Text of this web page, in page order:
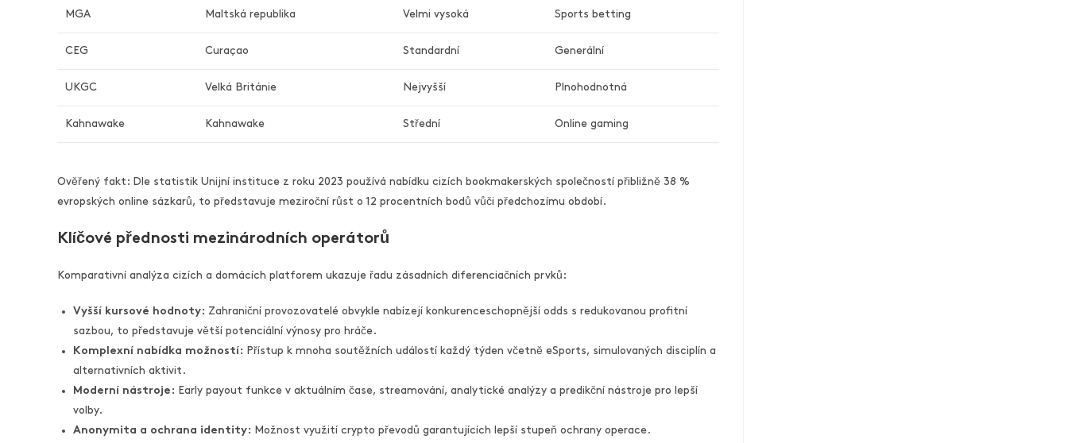
MGA Maltská republika Velmi vysoká Sports betting
CEG Curaçao Standardní Generální
UKGC Velká Británie Nejvyšší Plnohodnotná
Kahnawake Kahnawake Střední Online gaming
Ověřený fakt: Dle statistik Unijní instituce z roku 2023 používá nabídku cizích bookmakerských společností přibližně 38 %
evropských online sázkarů, to představuje meziroční růst o 12 procentních bodů vůči předchozímu období.
Klíčové přednosti mezinárodních operátorů
Komparativní analýza cizích a domácích platforem ukazuje řadu zásadních diferenciačních prvků:
Vyšší kursové hodnoty: Zahraniční provozovatelé obvykle nabízejí konkurenceschopnější odds s redukovanou profitní
sazbou, to představuje větší potenciální výnosy pro hráče.
Komplexní nabídka možností: Přístup k mnoha soutěžních událostí každý týden včetně eSports, simulovaných disciplín a
alternativních aktivit.
Moderní nástroje: Early payout funkce v aktuálním čase, streamování, analytické analýzy a predikční nástroje pro lepší
volby.
Anonymita a ochrana identity: Možnost využití crypto převodů garantujících lepší stupeň ochrany operace.